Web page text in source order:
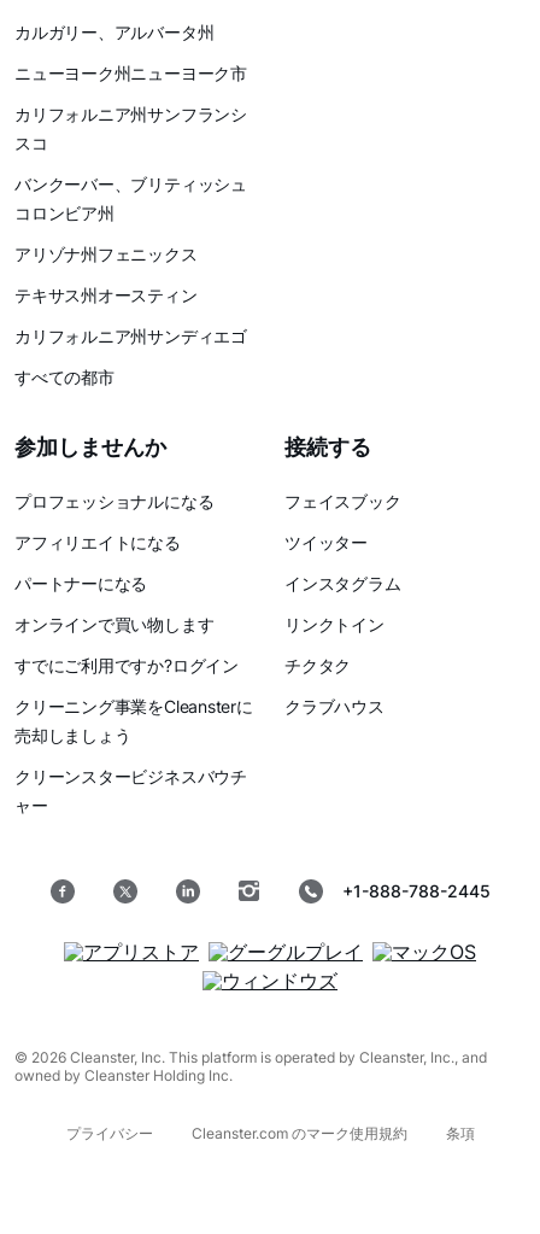
カルガリー、アルバータ州
ニューヨーク州ニューヨーク市
カリフォルニア州サンフランシ
スコ
バンクーバー、ブリティッシュ
コロンビア州
アリゾナ州フェニックス
テキサス州オースティン
カリフォルニア州サンディエゴ
すべての都市
参加しませんか
プロフェッショナルになる
アフィリエイトになる
パートナーになる
オンラインで買い物します
すでにご利用ですか?ログイン
クリーニング事業をCleansterに
売却しましょう
クリーンスタービジネスバウチ
ャー
接続する
フェイスブック
ツイッター
インスタグラム
リンクトイン
チクタク
クラブハウス
+1-888-788-2445
© 2026 Cleanster, Inc. This platform is operated by Cleanster, Inc., and
owned by Cleanster Holding Inc.
プライバシー Cleanster.com のマーク使用規約 条項